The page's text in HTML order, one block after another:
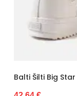
Balti Šilti Big